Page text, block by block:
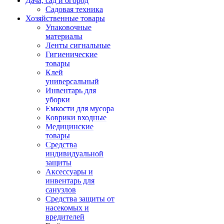
Садовая техника
Хозяйственные товары
Упаковочные
материалы
Ленты сигнальные
Гигиенические
товары
Клей
универсальный
Инвентарь для
уборки
Емкости для мусора
Коврики входные
Медицинские
товары
Средства
индивидуальной
защиты
Аксессуары и
инвентарь для
санузлов
Средства защиты от
насекомых и
вредителей